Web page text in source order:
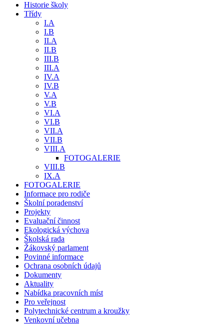
Historie školy
Třídy
I.A
I.B
II.A
II.B
III.B
III.A
IV.A
IV.B
V.A
V.B
VI.A
VI.B
VII.A
VII.B
VIII.A
FOTOGALERIE
VIII.B
IX.A
FOTOGALERIE
Informace pro rodiče
Školní poradenství
Projekty
Evaluační činnost
Ekologická výchova
Školská rada
Žákovský parlament
Povinné informace
Ochrana osobních údajů
Dokumenty
Aktuality
Nabídka pracovních míst
Pro veřejnost
Polytechnické centrum a kroužky
Venkovní učebna